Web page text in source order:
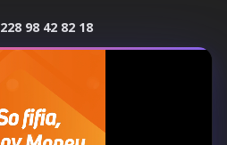
98 42 82 18
NOUS